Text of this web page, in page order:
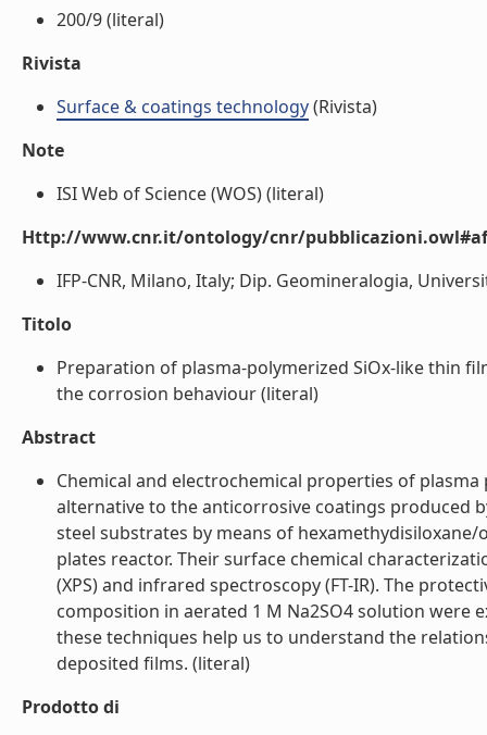
200/9 (literal)
Rivista
Surface & coatings technology(Rivista)
Note
ISI Web of Science (WOS) (literal)
Http://www.cnr.it/ontology/cnr/
IFP-CNR, Milano, Italy; Dip. Geomineralogia,
Titolo
Preparation of plasma-polymerized SiOx-like thin
the corrosion behaviour (literal)
Abstract
Chemical and electrochemical properties of
alternative to the anticorrosive coatings produced
steel substrates by means of
plates reactor. Their surface chemical
(XPS) and infrared spectroscopy (FT-IR). The
composition in aerated 1 M Na2SO4 solution were
these techniques help us to understand the
deposited films. (literal)
Prodotto di